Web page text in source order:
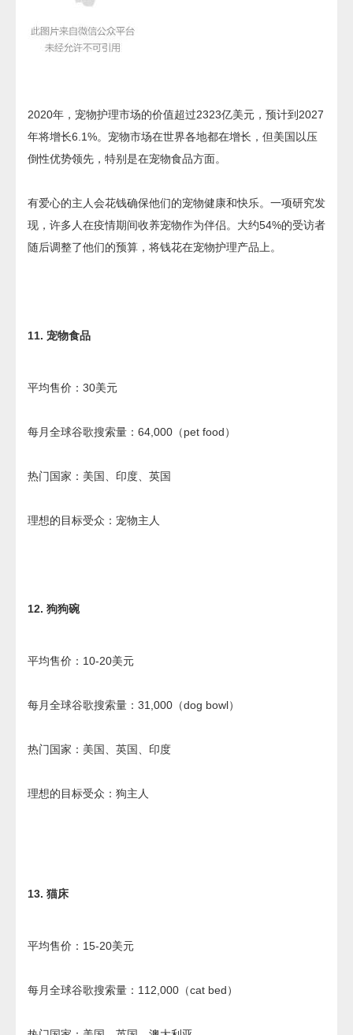
2020年，宠物护理市场的价值超过2323亿美元，预计到2027
年将增长6.1%。宠物市场在世界各地都在增长，但美国以压
倒性优势领先，特别是在宠物食品方面。
有爱心的主人会花钱确保他们的宠物健康和快乐。一项研究发
现，许多人在疫情期间收养宠物作为伴侣。大约54%的受访者
随后调整了他们的预算，将钱花在宠物护理产品上。
11. 宠物食品
平均售价：30美元
每月全球谷歌搜索量：64,000（pet food）
热门国家：美国、印度、英国
理想的目标受众：宠物主人
12. 狗狗碗
平均售价：10-20美元
每月全球谷歌搜索量：31,000（dog bowl）
热门国家：美国、英国、印度
理想的目标受众：狗主人
13. 猫床
平均售价：15-20美元
每月全球谷歌搜索量：112,000（cat bed）